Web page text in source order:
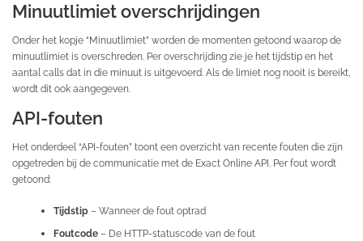
Minuutlimiet overschrijdingen
Onder het kopje “Minuutlimiet” worden de momenten getoond waarop de
minuutlimiet is overschreden. Per overschrijding zie je het tijdstip en het
aantal calls dat in die minuut is uitgevoerd. Als de limiet nog nooit is bereikt,
wordt dit ook aangegeven.
API-fouten
Het onderdeel “API-fouten” toont een overzicht van recente fouten die zijn
opgetreden bij de communicatie met de Exact Online API. Per fout wordt
getoond:
Tijdstip– Wanneer de fout optrad
Foutcode– De HTTP-statuscode van de fout